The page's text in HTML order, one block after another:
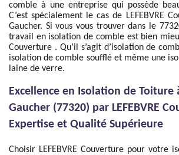
comble à une entreprise qui possède
C’est spécialement le cas de LEFEBVRE
Gaucher. Si vous vous trouver dans le
travail en isolation de comble est bien
Couverture . Qu’il s’agit d’isolation de
isolation de comble soufflé et même une
laine de verre.
Excellence en Isolation de Toiture
Gaucher (77320) par LEFEBVRE
Expertise et Qualité Supérieure
Choisir LEFEBVRE Couverture pour votre